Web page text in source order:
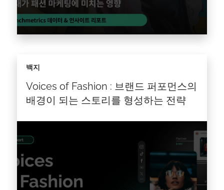
따라 브랜드는 가치 중심, 진정성 지향, 커뮤니티
중심의 교류라는 새로운 시대에 적응해야하게 되
었습니다. 전통적인 패션 마케팅의 접근…
Voices of Fashion : 브랜드 퍼포먼스의
배경이 되는 스토리를 형성하는 전략
백지